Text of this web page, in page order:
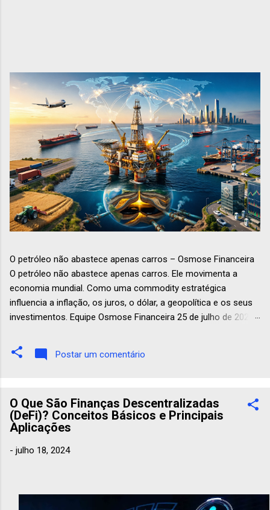
O petróleo não abastece apenas carros – Osmose Financeira
O petróleo não abastece apenas carros. Ele movimenta a
economia mundial. Como uma commodity estratégica
influencia a inflação, os juros, o dólar, a geopolítica e os seus
investimentos. Equipe Osmose Financeira 25 de julho de 2026
o sangue da economia moderna Quando ouvimos falar em
petróleo, a primeira imagem que costuma vir à mente é a de
sentido: afinal, carros, caminhõ...
Postar um comentário
O Que São Finanças Descentralizadas
(DeFi)? Conceitos Básicos e Principais
Aplicações
- julho 18, 2024